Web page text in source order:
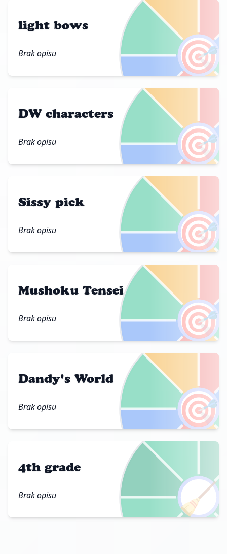
🎯
light bows
Brak opisu
🎯
DW characters
Brak opisu
🎯
Sissy pick
Brak opisu
🎯
Mushoku Tensei
Brak opisu
🎯
Dandy's World
Brak opisu
🧹
4th grade
Brak opisu